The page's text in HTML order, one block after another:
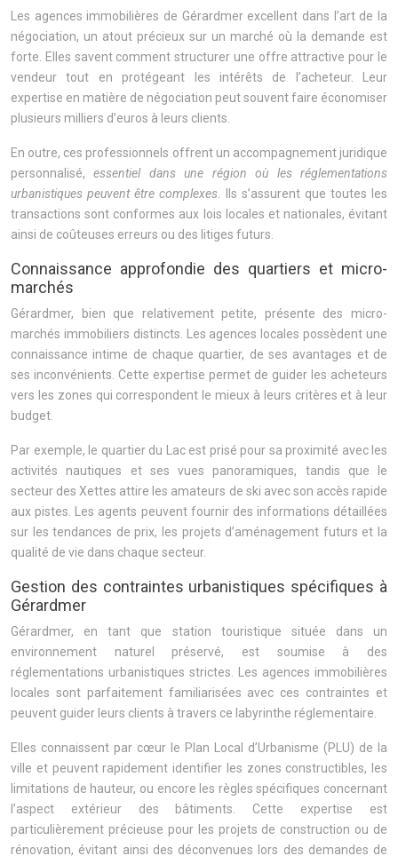
Les agences immobilières de Gérardmer excellent dans l’art de la
négociation, un atout précieux sur un marché où la demande est
forte. Elles savent comment structurer une offre attractive pour le
vendeur tout en protégeant les intérêts de l’acheteur. Leur
expertise en matière de négociation peut souvent faire économiser
plusieurs milliers d’euros à leurs clients.
En outre, ces professionnels offrent un accompagnement juridique
personnalisé,essentiel dans une région où les réglementations
urbanistiques peuvent être complexes . Ils s’assurent que toutes les
transactions sont conformes aux lois locales et nationales, évitant
ainsi de coûteuses erreurs ou des litiges futurs.
Connaissance approfondie des quartiers et micro-
marchés
Gérardmer, bien que relativement petite, présente des micro-
marchés immobiliers distincts. Les agences locales possèdent une
connaissance intime de chaque quartier, de ses avantages et de
ses inconvénients. Cette expertise permet de guider les acheteurs
vers les zones qui correspondent le mieux à leurs critères et à leur
budget.
Par exemple, le quartier du Lac est prisé pour sa proximité avec les
activités nautiques et ses vues panoramiques, tandis que le
secteur des Xettes attire les amateurs de ski avec son accès rapide
aux pistes. Les agents peuvent fournir des informations détaillées
sur les tendances de prix, les projets d’aménagement futurs et la
qualité de vie dans chaque secteur.
Gestion des contraintes urbanistiques spécifiques à
Gérardmer
Gérardmer, en tant que station touristique située dans un
environnement naturel préservé, est soumise à des
réglementations urbanistiques strictes. Les agences immobilières
locales sont parfaitement familiarisées avec ces contraintes et
peuvent guider leurs clients à travers ce labyrinthe réglementaire.
Elles connaissent par cœur le Plan Local d’Urbanisme (PLU) de la
ville et peuvent rapidement identifier les zones constructibles, les
limitations de hauteur, ou encore les règles spécifiques concernant
l’aspect extérieur des bâtiments. Cette expertise est
particulièrement précieuse pour les projets de construction ou de
rénovation, évitant ainsi des déconvenues lors des demandes de